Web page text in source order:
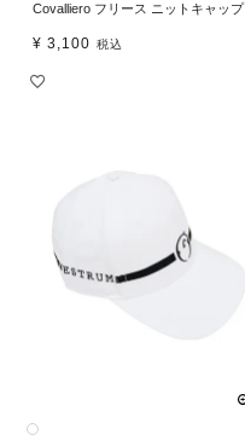
Covalliero フリース ニットキャップ
¥ 3,100 税込